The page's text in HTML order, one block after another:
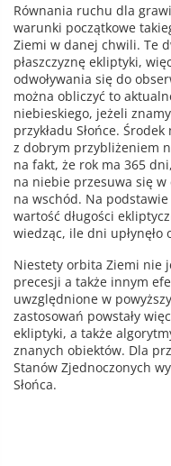
Równania ruchu dla
warunki początkowe
Ziemi w danej chwili. Te
płaszczyznę ekliptyki,
odwoływania się do
można obliczyć to
niebieskiego, jeżeli
przykładu Słońce.
z dobrym przybliżeniem
na fakt, że rok ma 365
na niebie przesuwa się w
na wschód. Na
wartość długości
wiedząc, ile dni
Niestety orbita Ziemi nie
precesji a także innym
uwzględnione w
zastosowań powstały
ekliptyki, a także
znanych obiektów. Dla
Stanów Zjednoczonych
Słońca.